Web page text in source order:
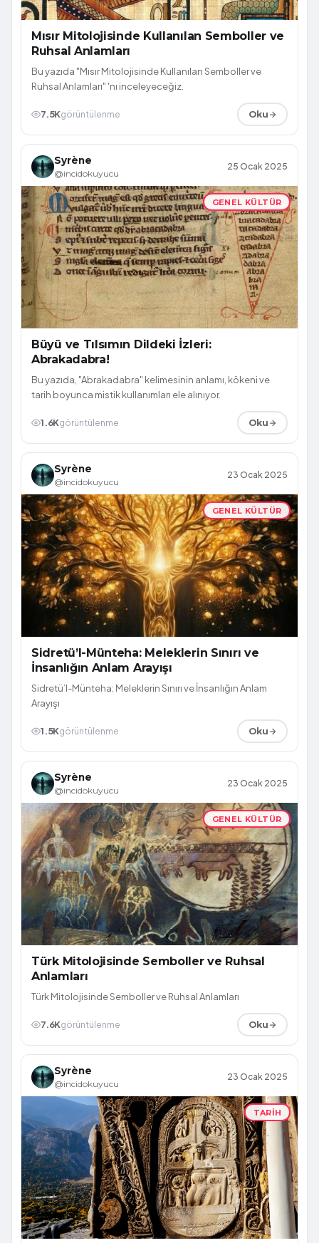
Mısır Mitolojisinde Kullanılan Semboller ve
Ruhsal Anlamları
Bu yazıda "Mısır Mitolojisinde Kullanılan Semboller ve
Ruhsal Anlamları" 'nı inceleyeceğiz.
7.5Kgörüntülenme Oku
Syrène
@incidokuyucu
25 Ocak 2025
GENEL KÜLTÜR
Büyü ve Tılsımın Dildeki İzleri:
Abrakadabra!
Bu yazıda, "Abrakadabra" kelimesinin anlamı, kökeni ve
tarih boyunca mistik kullanımları ele alınıyor.
1.6Kgörüntülenme Oku
Syrène
@incidokuyucu
23 Ocak 2025
GENEL KÜLTÜR
Sidretü’l-Münteha: Meleklerin Sınırı ve
İnsanlığın Anlam Arayışı
Sidretü’l-Münteha: Meleklerin Sınırı ve İnsanlığın Anlam
Arayışı
1.5Kgörüntülenme Oku
Syrène
@incidokuyucu
23 Ocak 2025
GENEL KÜLTÜR
Türk Mitolojisinde Semboller ve Ruhsal
Anlamları
Türk Mitolojisinde Semboller ve Ruhsal Anlamları
7.6Kgörüntülenme Oku
Syrène
@incidokuyucu
23 Ocak 2025
TARIH